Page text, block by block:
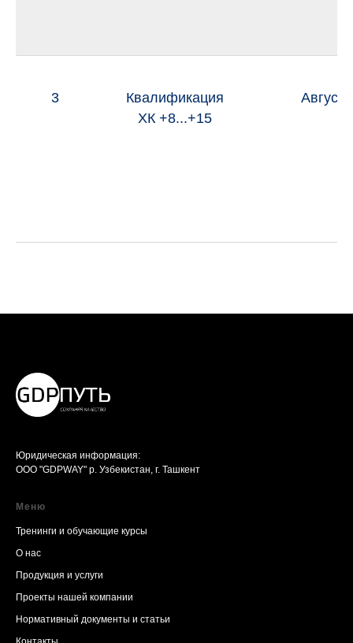
3
Квалификация
ХК +8...+15
Август
Юридическая информация:
ООО "GDPWAY" р. Узбекистан, г. Ташкент
Меню
Тренинги и обучающие курсы
О нас
Продукция и услуги
Проекты нашей компании
Нормативный документы и статьи